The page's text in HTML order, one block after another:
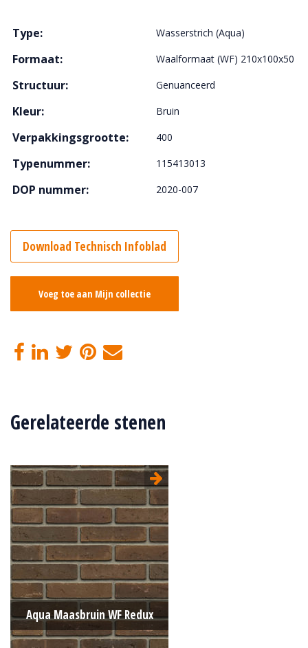
Type: Wasserstrich (Aqua)
Formaat: Waalformaat (WF) 210x100x50
Structuur: Genuanceerd
Kleur: Bruin
Verpakkingsgrootte: 400
Typenummer: 115413013
DOP nummer: 2020-007
Download Technisch Infoblad
Voeg toe aan Mijn collectie
Gerelateerde stenen
Aqua Maasbruin WF Redux